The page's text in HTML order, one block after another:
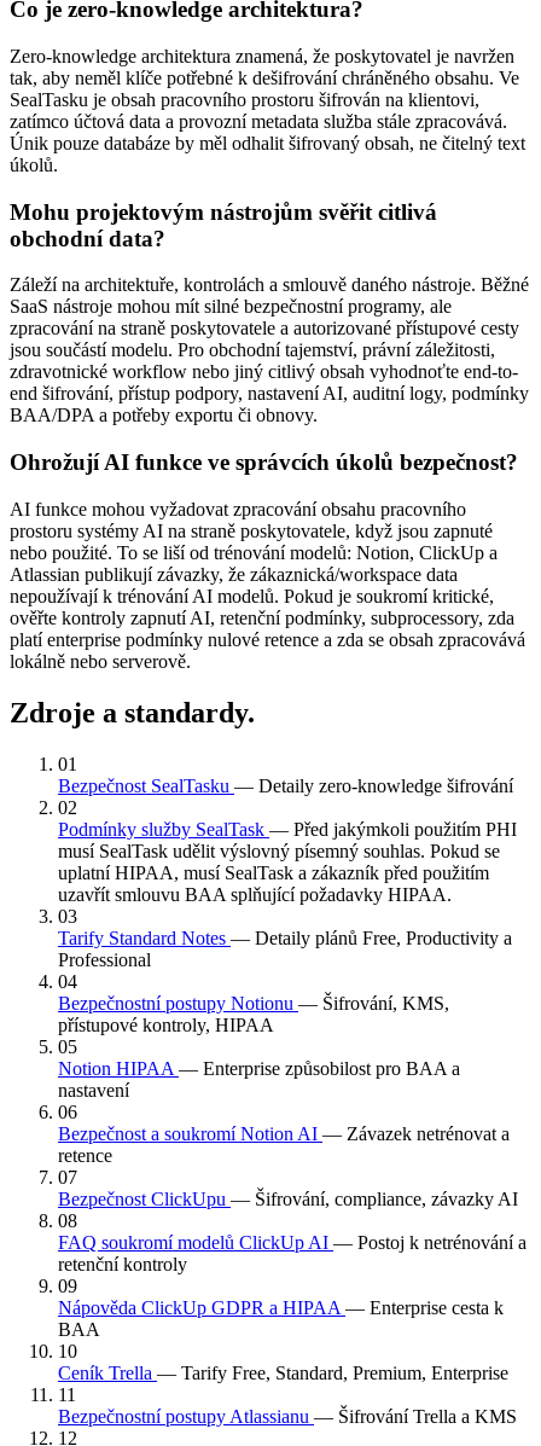
Co je zero-knowledge architektura?
Zero-knowledge architektura znamená, že poskytovatel je navržen
tak, aby neměl klíče potřebné k dešifrování chráněného obsahu. Ve
SealTasku je obsah pracovního prostoru šifrován na klientovi,
zatímco účtová data a provozní metadata služba stále zpracovává.
Únik pouze databáze by měl odhalit šifrovaný obsah, ne čitelný text
úkolů.
Mohu projektovým nástrojům svěřit citlivá
obchodní data?
Záleží na architektuře, kontrolách a smlouvě daného nástroje. Běžné
SaaS nástroje mohou mít silné bezpečnostní programy, ale
zpracování na straně poskytovatele a autorizované přístupové cesty
jsou součástí modelu. Pro obchodní tajemství, právní záležitosti,
zdravotnické workflow nebo jiný citlivý obsah vyhodnoťte end-to-
end šifrování, přístup podpory, nastavení AI, auditní logy, podmínky
BAA/DPA a potřeby exportu či obnovy.
Ohrožují AI funkce ve správcích úkolů bezpečnost?
AI funkce mohou vyžadovat zpracování obsahu pracovního
prostoru systémy AI na straně poskytovatele, když jsou zapnuté
nebo použité. To se liší od trénování modelů: Notion, ClickUp a
Atlassian publikují závazky, že zákaznická/workspace data
nepoužívají k trénování AI modelů. Pokud je soukromí kritické,
ověřte kontroly zapnutí AI, retenční podmínky, subprocessory, zda
platí enterprise podmínky nulové retence a zda se obsah zpracovává
lokálně nebo serverově.
Zdroje a standardy.
01
Bezpečnost SealTasku — Detaily zero-knowledge šifrování
02
Podmínky služby SealTask — Před jakýmkoli použitím PHI
musí SealTask udělit výslovný písemný souhlas. Pokud se
uplatní HIPAA, musí SealTask a zákazník před použitím
uzavřít smlouvu BAA splňující požadavky HIPAA.
03
Tarify Standard Notes — Detaily plánů Free, Productivity a
Professional
04
Bezpečnostní postupy Notionu — Šifrování, KMS,
přístupové kontroly, HIPAA
05
Notion HIPAA — Enterprise způsobilost pro BAA a
nastavení
06
Bezpečnost a soukromí Notion AI — Závazek netrénovat a
retence
07
Bezpečnost ClickUpu — Šifrování, compliance, závazky AI
08
FAQ soukromí modelů ClickUp AI — Postoj k netrénování a
retenční kontroly
09
Nápověda ClickUp GDPR a HIPAA — Enterprise cesta k
BAA
10
Ceník Trella — Tarify Free, Standard, Premium, Enterprise
11
Bezpečnostní postupy Atlassianu — Šifrování Trella a KMS
12